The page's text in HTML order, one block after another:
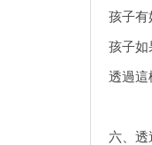
孩子有
孩子如
透過這
六、